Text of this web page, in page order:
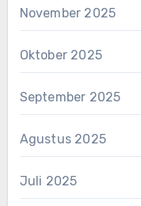
November 2025
Oktober 2025
September 2025
Agustus 2025
Juli 2025